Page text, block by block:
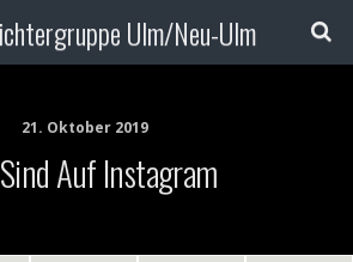
Ulm/Neu-Ulm
21. Oktober 2019
Auf Instagram